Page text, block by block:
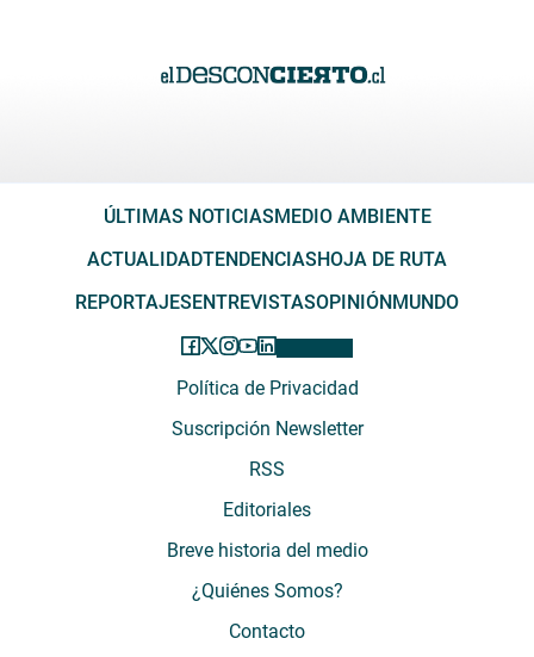
ÚLTIMAS NOTICIASMEDIO AMBIENTE
ACTUALIDADTENDENCIASHOJA DE RUTA
REPORTAJESENTREVISTASOPINIÓNMUNDO
Política de Privacidad
Suscripción Newsletter
RSS
Editoriales
Breve historia del medio
¿Quiénes Somos?
Contacto